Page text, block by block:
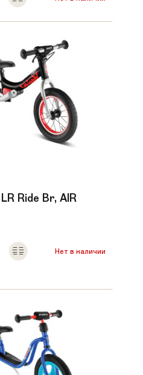
от 2 лет
Алюминий
Ride Br, AIR
Нет в наличии